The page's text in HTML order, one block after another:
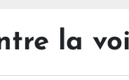
la